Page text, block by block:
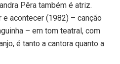
Pêra também é atriz.
e acontecer (1982) – canção
– em tom teatral, com
é tanto a cantora quanto a